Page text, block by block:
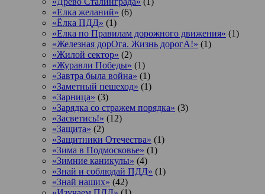
«Елка желаний» (6)
«Ёлка ПДД» (1)
«Елка по Правилам дорожного движения» (1)
«Железная дорОга. Жизнь дорогА!» (1)
«Жилой сектор» (2)
«Журавли Победы» (1)
«Завтра была война» (1)
«Заметный пешеход» (1)
«Зарница» (3)
«Зарядка со стражем порядка» (3)
«Засветись!» (12)
«Защита» (2)
«Защитники Отечества» (1)
«Зима в Подмосковье» (1)
«Зимние каникулы» (4)
«Знай и соблюдай ПДД» (1)
«Знай наших» (42)